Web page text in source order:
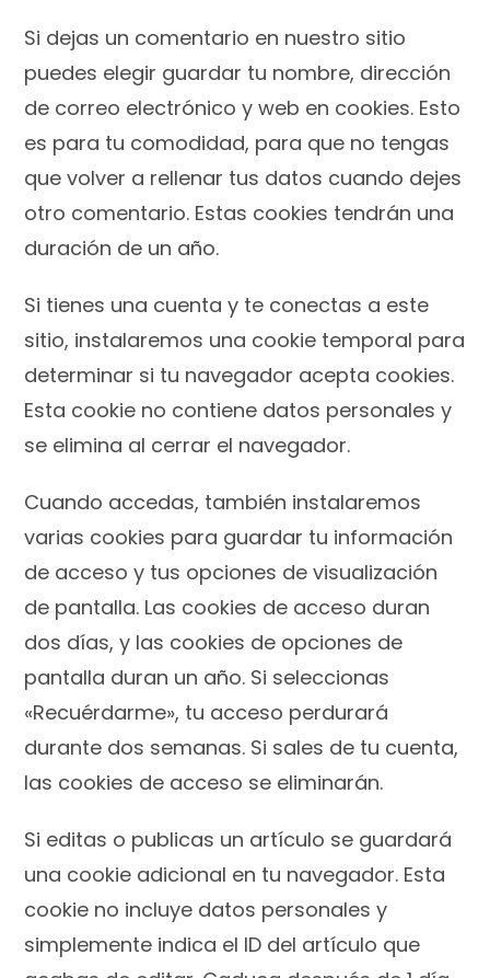
Si dejas un comentario en nuestro sitio
puedes elegir guardar tu nombre, dirección
de correo electrónico y web en cookies. Esto
es para tu comodidad, para que no tengas
que volver a rellenar tus datos cuando dejes
otro comentario. Estas cookies tendrán una
duración de un año.
Si tienes una cuenta y te conectas a este
sitio, instalaremos una cookie temporal para
determinar si tu navegador acepta cookies.
Esta cookie no contiene datos personales y
se elimina al cerrar el navegador.
Cuando accedas, también instalaremos
varias cookies para guardar tu información
de acceso y tus opciones de visualización
de pantalla. Las cookies de acceso duran
dos días, y las cookies de opciones de
pantalla duran un año. Si seleccionas
«Recuérdarme», tu acceso perdurará
durante dos semanas. Si sales de tu cuenta,
las cookies de acceso se eliminarán.
Si editas o publicas un artículo se guardará
una cookie adicional en tu navegador. Esta
cookie no incluye datos personales y
simplemente indica el ID del artículo que